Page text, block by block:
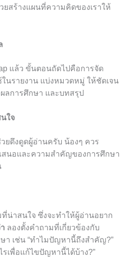
สร้างแผนที่ความคิดของเราให้
แล้ว ขั้นตอนถัดไปคือการจัด
ในรายงาน แบ่งหมวดหมู่ ให้ชัดเจน
ลการศึกษา และบทสรุป
ใจ
ดึงดูดผู้อ่านครับ น้องๆ ควร
สนอและความสำคัญของการศึกษา
น่าสนใจ ซึ่งจะทำให้ผู้อ่านอยาก
ลองตั้งคำถามที่เกี่ยวข้องกับ
า เช่น “ทำไมปัญหานี้ถึงสำคัญ?”
รเพื่อแก้ไขปัญหานี้ได้บ้าง?”